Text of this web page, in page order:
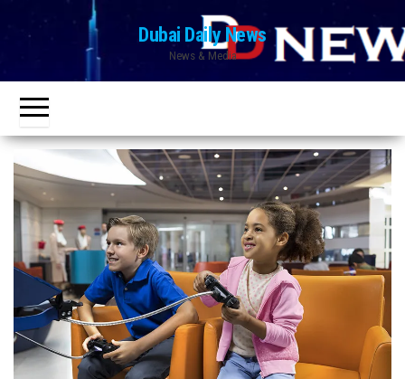
to
the
content
Dubai Daily News
News & Media